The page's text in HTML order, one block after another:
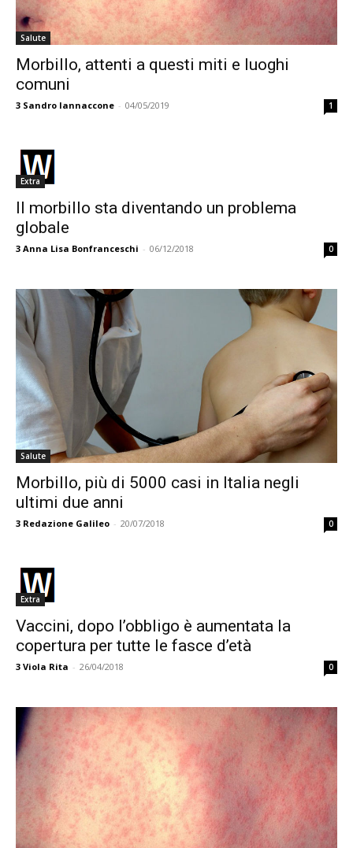
Salute
Morbillo, attenti a questi miti e luoghi
comuni
3 Sandro Iannaccone - 04/05/2019 1
Extra
Il morbillo sta diventando un problema
globale
3 Anna Lisa Bonfranceschi - 06/12/2018 0
Salute
Morbillo, più di 5000 casi in Italia negli
ultimi due anni
3 Redazione Galileo - 20/07/2018 0
Extra
Vaccini, dopo l’obbligo è aumentata la
copertura per tutte le fasce d’età
3 Viola Rita - 26/04/2018 0